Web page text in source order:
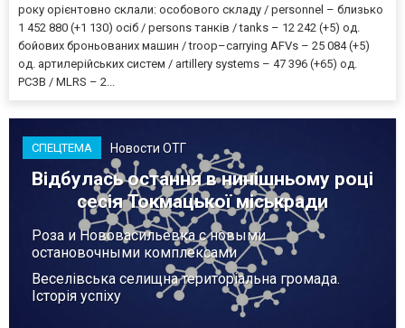
року орієнтовно склали: особового складу / personnel – близько
1 452 880 (+1 130) осіб / persons танків / tanks – 12 242 (+5) од.
бойових броньованих машин / troop–carrying AFVs – 25 084 (+5)
од. артилерійських систем / artillery systems – 47 396 (+65) од.
РСЗВ / MLRS – 2...
СПЕЦТЕМА Новости ОТГ
Відбулась остання в нинішньому році
сесія Токмацької міськради
Роза и Нововасильевка с новыми
остановочными комплексами
Веселівська селищна територіальна громада.
Історія успіху